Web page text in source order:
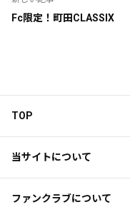
Fc限定！町田CLASSIX
TOP
当サイトについて
ファンクラブについて